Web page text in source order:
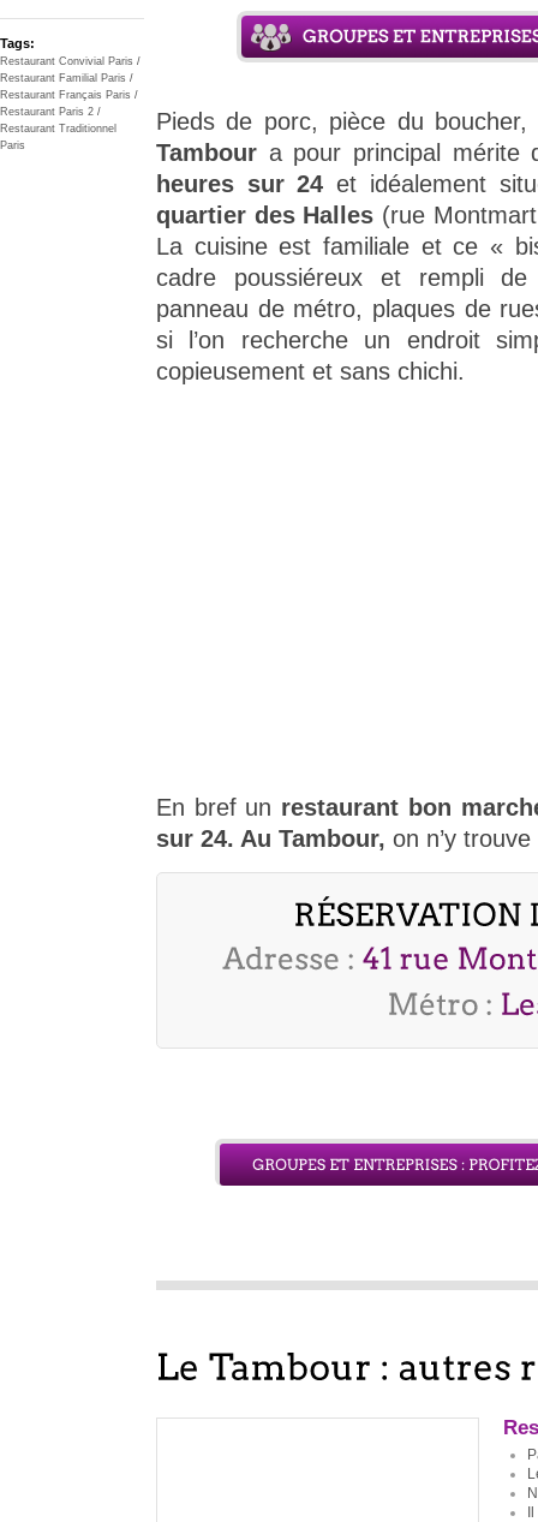
Tags:
Restaurant Convivial Paris /
Restaurant Familial Paris /
Restaurant Français Paris /
Restaurant Paris 2 /
Restaurant Traditionnel
Paris
Pieds de porc, pièce du
Tambour a pour principal mérite
heures sur 24et idéalement
quartier des Halles (rue
La cuisine est familiale et ce «
cadre poussiéreux et rempli de
panneau de métro, plaques de
si l’on recherche un endroit
copieusement et sans chichi.
En bref un restaurant bon
sur 24. Au Tambour, on n’y